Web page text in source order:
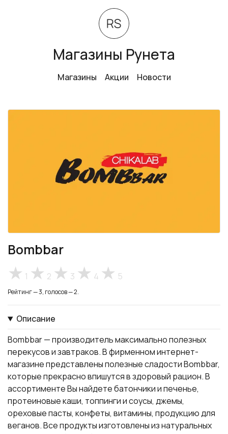
Магазины Рунета
Магазины Акции Новости
Bombbar
1 2 3 4 5
Рейтинг — 3, голосов — 2.
Описание
Bombbar — производитель максимально полезных
перекусов и завтраков. В фирменном интернет-
магазине представлены полезные сладости Bombbar,
которые прекрасно впишутся в здоровый рацион. В
ассортименте Вы найдете батончики и печенье,
протеиновые каши, топпинги и соусы, джемы,
ореховые пасты, конфеты, витамины, продукцию для
веганов. Все продукты изготовлены из натуральных